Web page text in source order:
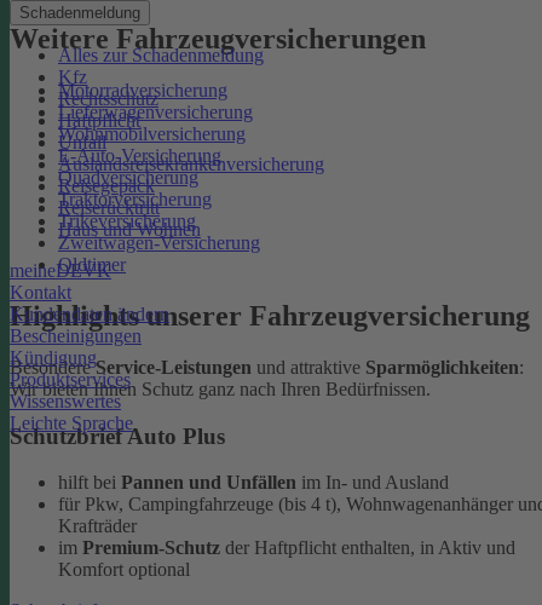
Schadenmeldung
Alles zur Schadenmeldung
Kfz
Rechtsschutz
Haftpflicht
Unfall
Auslandsreisekrankenversicherung
Reisegepäck
Reiserücktritt
Haus und Wohnen
meineDEVK
Kontakt
Kundendaten ändern
Bescheinigungen
Kündigung
Produktservices
Wissenswertes
Leichte Sprache
Weitere Fahrzeugversicherungen
Motorradversicherung
Lieferwagenversicherung
Wohnmobilversicherung
E-Auto-Versicherung
Quadversicherung
Traktorversicherung
Trikeversicherung
Zweitwagen-Versicherung
Oldtimer
Highlights unserer Fahrzeugversicherung
BesondereService-Leistungen und attraktive Sparmöglichkeiten:
Wir bieten Ihnen Schutz ganz nach Ihren Bedürfnissen.
Schutzbrief Auto Plus
hilft bei Pannen und Unfällen im In- und Ausland
für Pkw, Campingfahrzeuge (bis 4 t), Wohnwagenanhänger
Krafträder
im Premium-Schutz der Haftpflicht enthalten, in Aktiv und
Komfort optional